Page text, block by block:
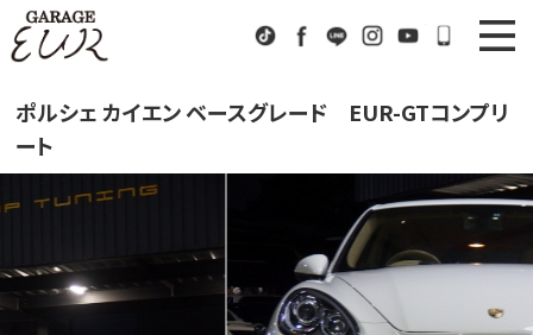
TikTokFacebook
LINE InstagramYoutube072-
News
ニュース
在庫車情報
EUR Sports
工場紹介
ポルシェ カイエン ベースグレード EUR-GTコンプリ
ート